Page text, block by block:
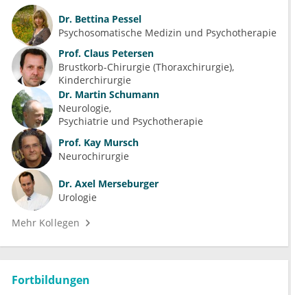
Dr. Bettina Pessel
Psychosomatische Medizin und Psychotherapie
Prof. Claus Petersen
Brustkorb-Chirurgie (Thoraxchirurgie)
Kinderchirurgie
Dr. Martin Schumann
Neurologie
Psychiatrie und Psychotherapie
Prof. Kay Mursch
Neurochirurgie
Dr. Axel Merseburger
Urologie
Mehr Kollegen
Fortbildungen